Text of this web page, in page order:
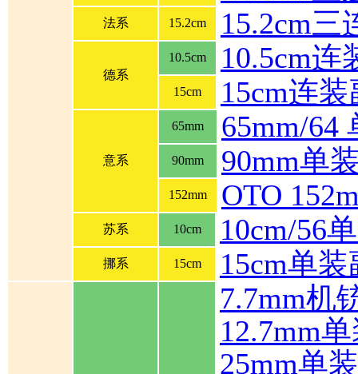
法系 15.2cm 15.2cm三
德系
10.5cm 10.5cm连
15cm 15cm连
意系
65mm 65mm/64
90mm 90mm单
152mm OTO
苏系 10cm 10cm/56
挪系 15cm 15cm单
7.7mm机
12.7mm
25mm单